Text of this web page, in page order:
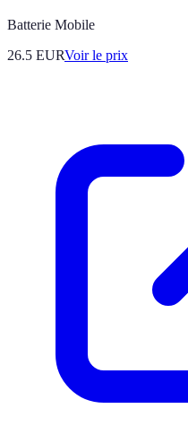
Batterie Mobile
26.5 EURVoir le prix